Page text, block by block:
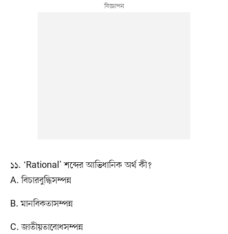
১১. ‘Rational’ শব্দের আভিধানিক অর্থ কী?
A. বিচারবুদ্ধিসম্পন্ন
B. মানবিকতাসম্পন্ন
C. জাতীয়তাবোধসম্পন্ন